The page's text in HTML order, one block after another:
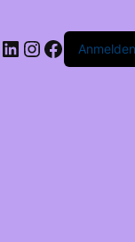
LinkedIn
Instagram
Anmelden